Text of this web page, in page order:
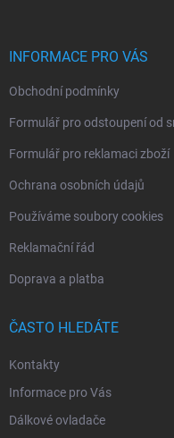
INFORMACE PRO VÁS
Obchodní podmínky
Formulář pro odstoupení od
Formulář pro reklamaci zboží
Ochrana osobních údajů
Používáme soubory cookies
Reklamační řád
Doprava a platba
ČASTO HLEDÁTE
Kontakty
Informace pro Vás
Dálkové ovladače